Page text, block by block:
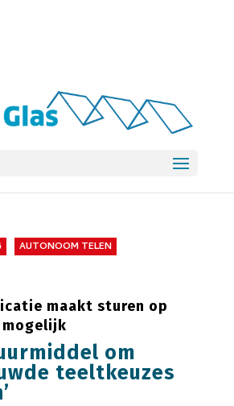
AUTONOOM TELEN
maakt sturen op
om
teeltkeuzes